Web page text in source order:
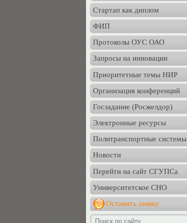
Стартап как диплом
ФИП
Протоколы ОУС ОАО
Запросы на инновации
Приоритетные темы НИР
Организация конференций
Госзадание (Росжелдор)
Электронные ресурсы
Политранспортные системы
Новости
Перейти на сайт СГУПСа
Университетское СНО
Оставить заявку